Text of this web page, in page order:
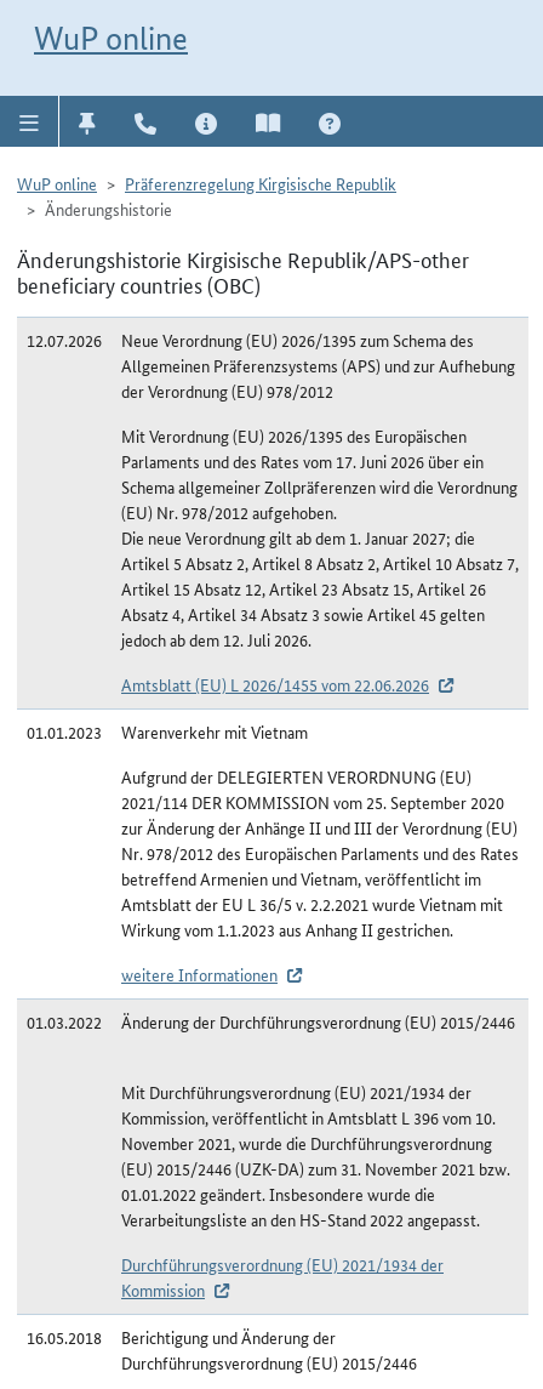
WuP online
WuP online
Präferenzregelung Kirgisische Republik
Änderungshistorie
Änderungshistorie Kirgisische Republik/APS-other
beneficiary countries (OBC)
12.07.2026
Neue Verordnung (EU) 2026/1395 zum Schema des
Allgemeinen Präferenzsystems (APS) und zur Aufhebung
der Verordnung (EU) 978/2012
Mit Verordnung (EU) 2026/1395 des Europäischen
Parlaments und des Rates vom 17. Juni 2026 über ein
Schema allgemeiner Zollpräferenzen wird die Verordnung
(EU) Nr. 978/2012 aufgehoben.
Die neue Verordnung gilt ab dem 1. Januar 2027; die
Artikel 5 Absatz 2, Artikel 8 Absatz 2, Artikel 10 Absatz 7,
Artikel 15 Absatz 12, Artikel 23 Absatz 15, Artikel 26
Absatz 4, Artikel 34 Absatz 3 sowie Artikel 45 gelten
jedoch ab dem 12. Juli 2026.
Amtsblatt (EU) L 2026/1455 vom 22.06.2026
01.01.2023
Warenverkehr mit Vietnam
Aufgrund der DELEGIERTEN VERORDNUNG (EU)
2021/114 DER KOMMISSION vom 25. September 2020
zur Änderung der Anhänge II und III der Verordnung (EU)
Nr. 978/2012 des Europäischen Parlaments und des Rates
betreffend Armenien und Vietnam, veröffentlicht im
Amtsblatt der EU L 36/5 v. 2.2.2021 wurde Vietnam mit
Wirkung vom 1.1.2023 aus Anhang II gestrichen.
weitere Informationen
01.03.2022
Änderung der Durchführungsverordnung (EU) 2015/2446
Mit Durchführungsverordnung (EU) 2021/1934 der
Kommission, veröffentlicht in Amtsblatt L 396 vom 10.
November 2021, wurde die Durchführungsverordnung
(EU) 2015/2446 (UZK-DA) zum 31. November 2021 bzw.
01.01.2022 geändert. Insbesondere wurde die
Verarbeitungsliste an den HS-Stand 2022 angepasst.
Durchführungsverordnung (EU) 2021/1934 der
Kommission
16.05.2018
Berichtigung und Änderung der
Durchführungsverordnung (EU) 2015/2446